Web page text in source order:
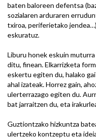
baten baloreen defentsa
sozialaren arduraren
txiroa, periferietako
eskuratuz.
Liburu honek eskuin
ditu, finean. Elkarrizketa
eskertu egiten du, halako
ahal izateak. Horrez gain,
ulerterrazago egiten du.
bat jarraitzen du, eta
Guztiontzako hizkuntza
ulertzeko kontzeptu eta